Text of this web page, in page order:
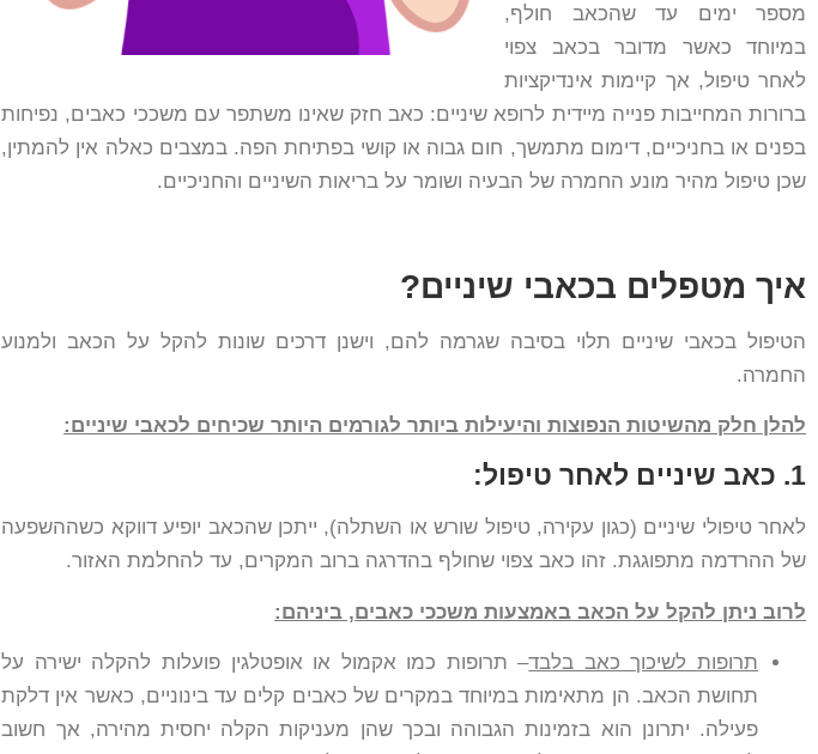
מספר ימים עד שהכאב חולף,
במיוחד כאשר מדובר בכאב צפוי
לאחר טיפול, אך קיימות אינדיקציות
ברורות המחייבות פנייה מיידית לרופא שיניים: כאב חזק שאינו משתפר עם משככי כאבים, נפיחות
בפנים או בחניכיים, דימום מתמשך, חום גבוה או קושי בפתיחת הפה. במצבים כאלה אין להמתין,
שכן טיפול מהיר מונע החמרה של הבעיה ושומר על בריאות השיניים והחניכיים.
איך מטפלים בכאבי שיניים?
הטיפול בכאבי שיניים תלוי בסיבה שגרמה להם, וישנן דרכים שונות להקל על הכאב ולמנוע
החמרה.
להלן חלק מהשיטות הנפוצות והיעילות ביותר לגורמים היותר שכיחים לכאבי שיניים:
1. כאב שיניים לאחר טיפול:
לאחר טיפולי שיניים (כגון עקירה, טיפול שורש או השתלה), ייתכן שהכאב יופיע דווקא כשההשפעה
של ההרדמה מתפוגגת. זהו כאב צפוי שחולף בהדרגה ברוב המקרים, עד להחלמת האזור.
לרוב ניתן להקל על הכאב באמצעות משככי כאבים, ביניהם:
תרופות לשיכוך כאב בלבד– תרופות כמו אקמול או אופטלגין פועלות להקלה ישירה על
תחושת הכאב. הן מתאימות במיוחד במקרים של כאבים קלים עד בינוניים, כאשר אין דלקת
פעילה. יתרונן הוא בזמינות הגבוהה ובכך שהן מעניקות הקלה יחסית מהירה, אך חשוב